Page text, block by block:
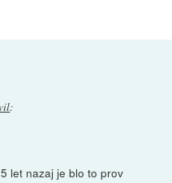
:
let nazaj je blo to prov